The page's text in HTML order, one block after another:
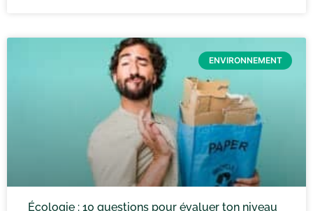
ENVIRONNEMENT
Écologie : 10 questions pour évaluer ton niveau